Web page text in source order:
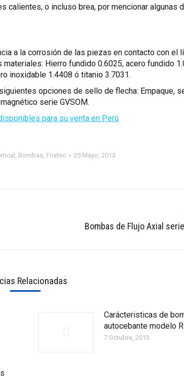
o incluso brea, por mencionar algunas
a la corrosión de las piezas en contacto con el
Hierro fundido 0.6025, acero fundido
inoxidable 1.4408 ó titanio 3.7031.
opciones de sello de flecha: Empaque,
serie GVSOM.
para su venta en Perú
, Bombas, Friatec 25 Mayo, 2013
Bombas de Flujo Axial
Relacionadas
Carácteristicas de
autocebante modelo
7 Octubre, 2013